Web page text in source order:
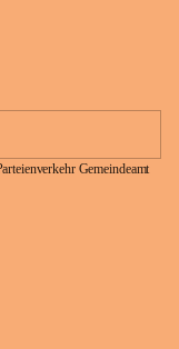
Gemeindeamt